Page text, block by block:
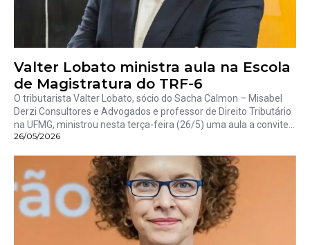
Valter Lobato ministra aula na Escola
de Magistratura do TRF-6
O tributarista Valter Lobato, sócio do Sacha Calmon – Misabel
Derzi Consultores e Advogados e professor de Direito Tributário
na UFMG, ministrou nesta terça-feira (26/5) uma aula a convite...
26/05/2026